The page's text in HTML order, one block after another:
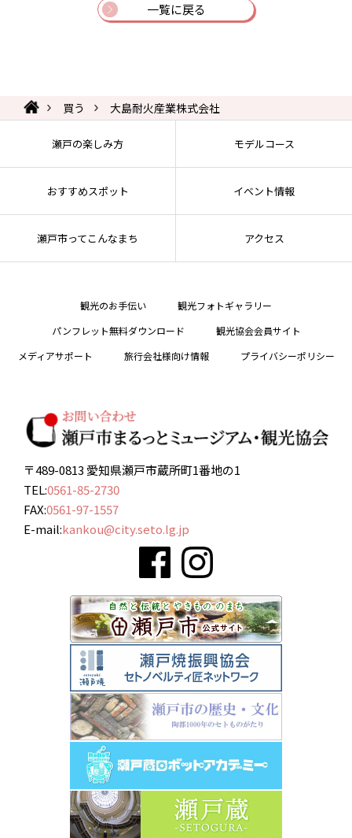
一覧に戻る
買う 大島耐火産業株式会社
瀬戸の楽しみ方 モデルコース
おすすめスポット イベント情報
瀬戸市ってこんなまち アクセス
観光のお手伝い
観光フォトギャラリー
パンフレット無料ダウンロード
観光協会会員サイト
メディアサポート
旅行会社様向け情報 プライバシーポリシー
〒489-0813 愛知県瀬戸市蔵所町1番地の1
TEL:0561-85-2730
FAX:0561-97-1557
E-mail:kankou@city.seto.lg.jp